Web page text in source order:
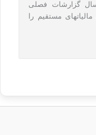
گزارشات فصلی
موضوع ماده ۱۶۹ مکرر قانون مالیات‎های مستقیم را